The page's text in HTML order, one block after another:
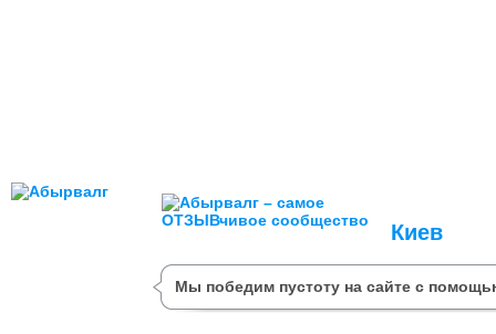
Киев
Мы победим пустоту на сайте с